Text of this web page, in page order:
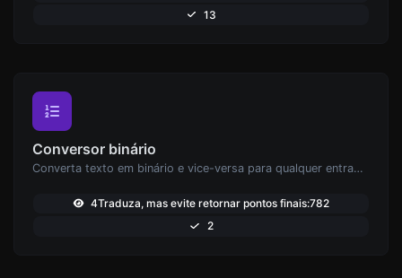
13
Conversor binário
Converta texto em binário e vice-versa para qualquer entrada de string.
4Traduza, mas evite retornar pontos finais:782
2